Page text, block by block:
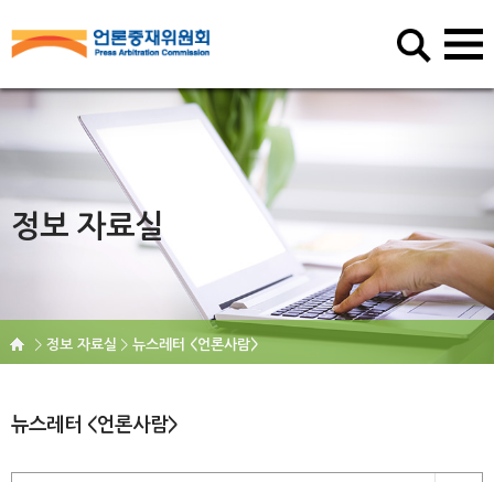
정보 자료실
정보 자료실 뉴스레터 <언론사람>
뉴스레터 <언론사람>